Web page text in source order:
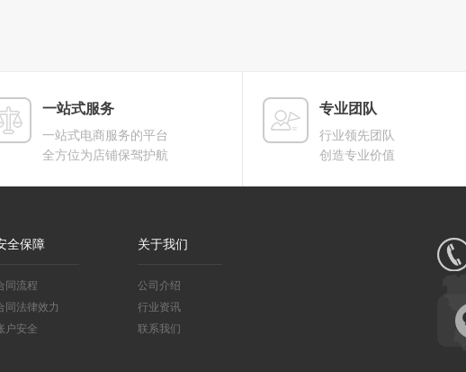
一站式服务
一站式电商服务的平台
全方位为店铺保驾护航
专业团队
行业领先团队
创造专业价值
全保障
同流程
同法律效力
户安全
关于我们
公司介绍
行业资讯
联系我们